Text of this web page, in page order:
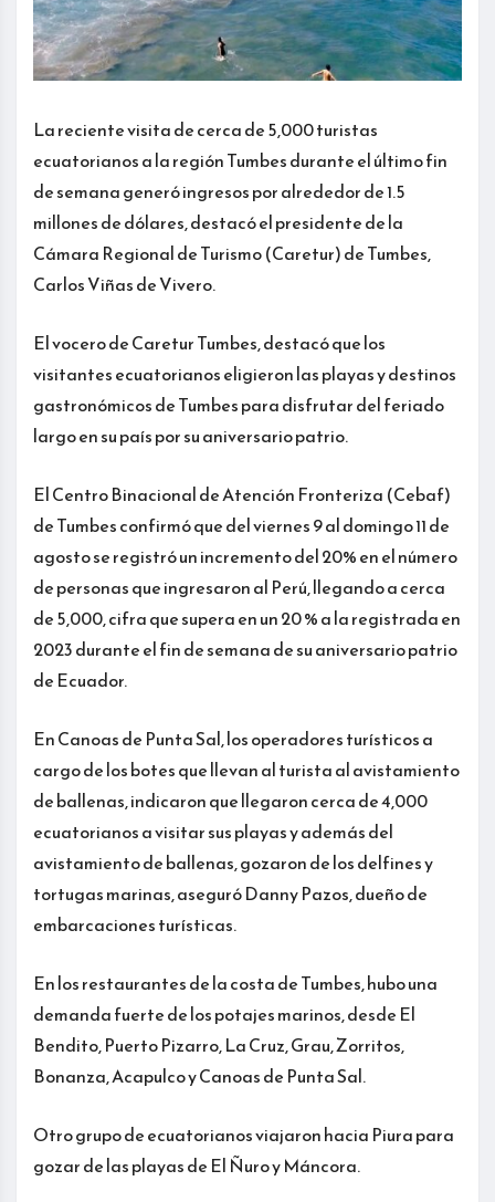
La reciente visita de cerca de 5,000 turistas
ecuatorianos a la región Tumbes durante el último fin
de semana generó ingresos por alrededor de 1.5
millones de dólares, destacó el presidente de la
Cámara Regional de Turismo (Caretur) de Tumbes,
Carlos Viñas de Vivero.
El vocero de Caretur Tumbes, destacó que los
visitantes ecuatorianos eligieron las playas y destinos
gastronómicos de Tumbes para disfrutar del feriado
largo en su país por su aniversario patrio.
El Centro Binacional de Atención Fronteriza (Cebaf)
de Tumbes confirmó que del viernes 9 al domingo 11 de
agosto se registró un incremento del 20% en el número
de personas que ingresaron al Perú, llegando a cerca
de 5,000, cifra que supera en un 20 % a la registrada en
2023 durante el fin de semana de su aniversario patrio
de Ecuador.
En Canoas de Punta Sal, los operadores turísticos a
cargo de los botes que llevan al turista al avistamiento
de ballenas, indicaron que llegaron cerca de 4,000
ecuatorianos a visitar sus playas y además del
avistamiento de ballenas, gozaron de los delfines y
tortugas marinas, aseguró Danny Pazos, dueño de
embarcaciones turísticas.
En los restaurantes de la costa de Tumbes, hubo una
demanda fuerte de los potajes marinos, desde El
Bendito, Puerto Pizarro, La Cruz, Grau, Zorritos,
Bonanza, Acapulco y Canoas de Punta Sal.
Otro grupo de ecuatorianos viajaron hacia Piura para
gozar de las playas de El Ñuro y Máncora.